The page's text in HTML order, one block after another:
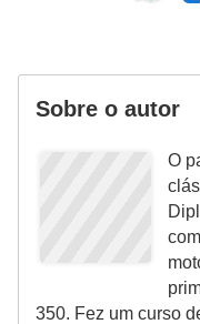
Sobre o autor
O
350. Fez um curso